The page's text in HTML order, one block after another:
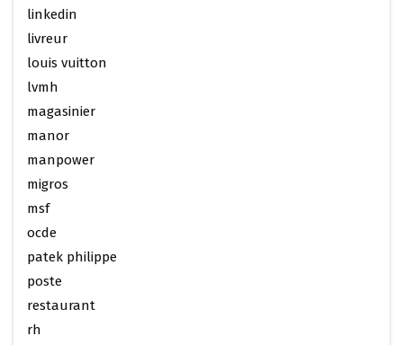
linkedin
livreur
louis vuitton
lvmh
magasinier
manor
manpower
migros
msf
ocde
patek philippe
poste
restaurant
rh